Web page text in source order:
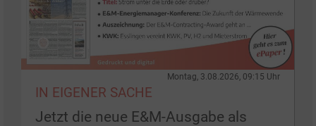
Montag, 3.08.2026, 09:15 Uhr
IN EIGENER SACHE
Jetzt die neue E&M-Ausgabe als